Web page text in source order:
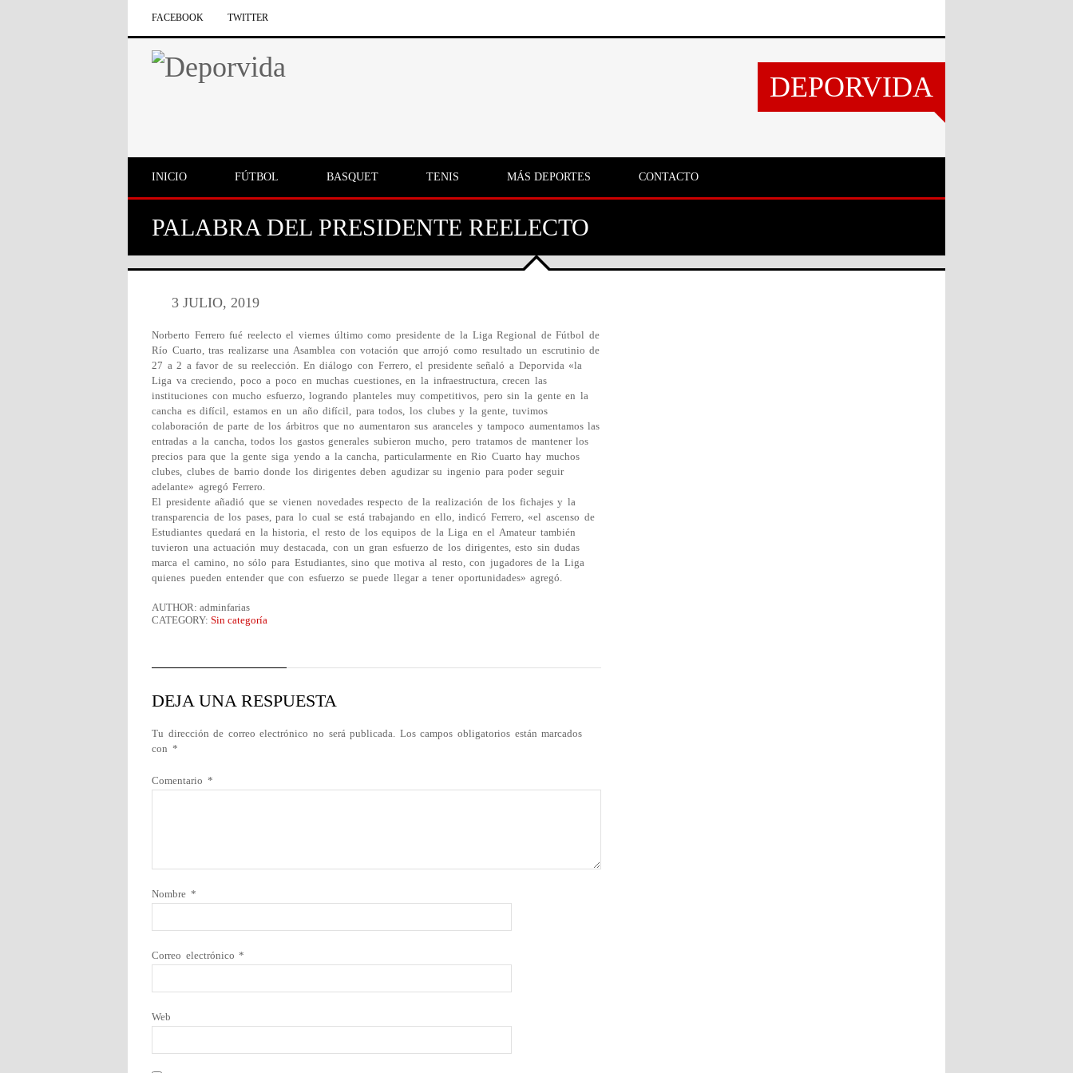
FACEBOOK TWITTER
DEPORVIDA
INICIO FÚTBOL BASQUET TENIS MÁS DEPORTES CONTACTO
PALABRA DEL PRESIDENTE REELECTO
3 JULIO, 2019
Norberto Ferrero fué reelecto el viernes último como presidente de la Liga Regional de Fútbol de
Río Cuarto, tras realizarse una Asamblea con votación que arrojó como resultado un escrutinio de
27 a 2 a favor de su reelección. En diálogo con Ferrero, el presidente señaló a Deporvida «la
Liga va creciendo, poco a poco en muchas cuestiones, en la infraestructura, crecen las
instituciones con mucho esfuerzo, logrando planteles muy competitivos, pero sin la gente en la
cancha es difícil, estamos en un año difícil, para todos, los clubes y la gente, tuvimos
colaboración de parte de los árbitros que no aumentaron sus aranceles y tampoco aumentamos las
entradas a la cancha, todos los gastos generales subieron mucho, pero tratamos de mantener los
precios para que la gente siga yendo a la cancha, particularmente en Rio Cuarto hay muchos
clubes, clubes de barrio donde los dirigentes deben agudizar su ingenio para poder seguir
adelante» agregó Ferrero.
El presidente añadió que se vienen novedades respecto de la realización de los fichajes y la
transparencia de los pases, para lo cual se está trabajando en ello, indicó Ferrero, «el ascenso de
Estudiantes quedará en la historia, el resto de los equipos de la Liga en el Amateur también
tuvieron una actuación muy destacada, con un gran esfuerzo de los dirigentes, esto sin dudas
marca el camino, no sólo para Estudiantes, sino que motiva al resto, con jugadores de la Liga
quienes pueden entender que con esfuerzo se puede llegar a tener oportunidades» agregó.
AUTHOR: adminfarias
CATEGORY: Sin categoría
DEJA UNA RESPUESTA
Tu dirección de correo electrónico no será publicada. Los campos obligatorios están marcados
con *
Comentario *
Nombre *
Correo electrónico*
Web